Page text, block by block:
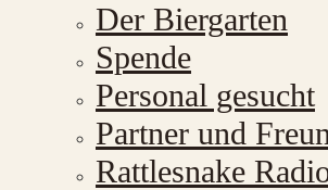
Der Biergarten
Spende
Personal gesucht
Partner und
Rattlesnake